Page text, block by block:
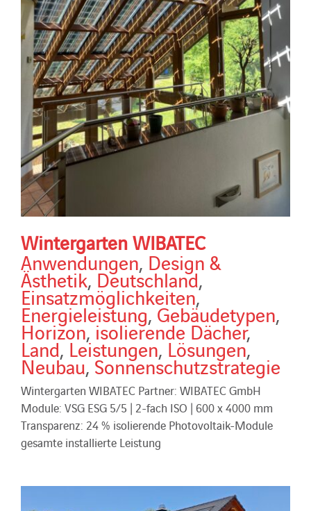
Wintergarten WIBATEC
Anwendungen, Design &
Ästhetik,Deutschland,
Einsatzmöglichkeiten,
Energieleistung,Gebäudetypen,
Horizon,isolierende Dächer,
Land,Leistungen,Lösungen,
Neubau,Sonnenschutzstrategie
Wintergarten WIBATEC Partner: WIBATEC GmbH
Module: VSG ESG 5/5 | 2-fach ISO | 600 x 4000 mm
Transparenz: 24 % isolierende Photovoltaik-Module
gesamte installierte Leistung